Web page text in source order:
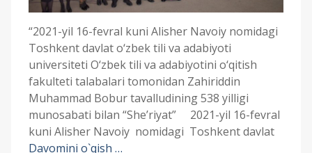
“2021-yil 16-fevral kuni Alisher Navoiy nomidagi
Toshkent davlat o‘zbek tili va adabiyoti
universiteti O‘zbek tili va adabiyotini o‘qitish
fakulteti talabalari tomonidan Zahiriddin
Muhammad Bobur tavalludining 538 yilligi
munosabati bilan “She’riyat” 2021-yil 16-fevral
kuni Alisher Navoiy nomidagi Toshkent davlat
Davomini o`qish …